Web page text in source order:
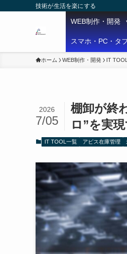
技術が生活を楽にする
WEB制作・開発
スマホ・PC・タ
ホーム WEB制作・開発 IT
棚卸が終
ロ”を実
2026
7/05
IT TOOL一覧 アピス在庫管理